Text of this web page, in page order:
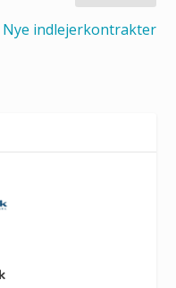
Nye indlejerkontrakter